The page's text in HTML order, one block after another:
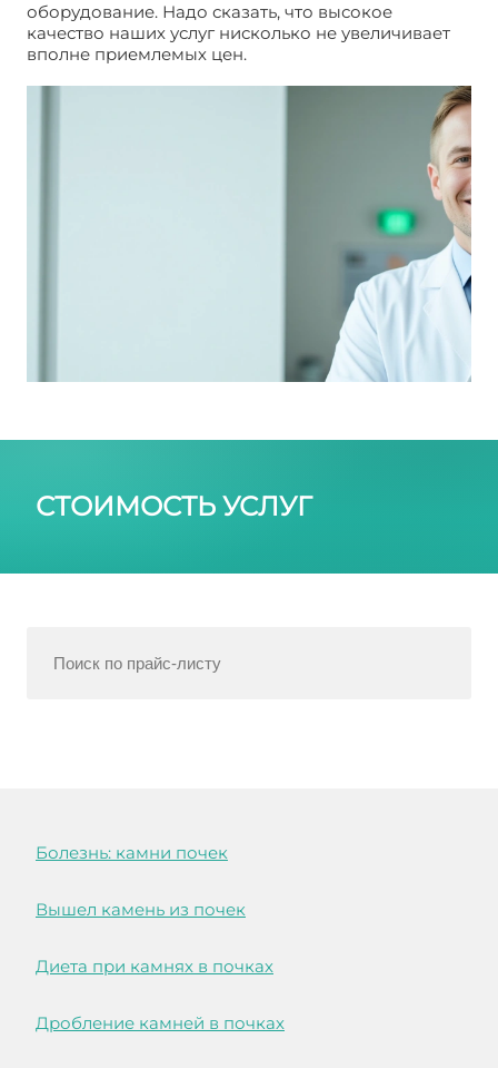
оборудование. Надо сказать, что высокое
качество наших услуг нисколько не увеличивает
вполне приемлемых цен.
СТОИМОСТЬ УСЛУГ
Болезнь: камни почек
Вышел камень из почек
Диета при камнях в почках
Дробление камней в почках